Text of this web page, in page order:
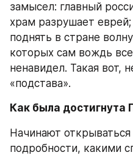
замысел: главный
храм разрушает
поднять в стране
которых сам вождь
ненавидел. Такая вот,
«подстава».
Как была достигнута
Начинают
подробности, какими